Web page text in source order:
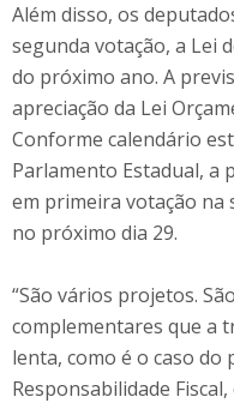
Além disso, os
segunda votação, a Lei
do próximo ano. A
apreciação da Lei
Conforme calendário
Parlamento Estadual, a
em primeira votação na
no próximo dia 29.
“São vários projetos.
complementares que a
lenta, como é o caso do
Responsabilidade